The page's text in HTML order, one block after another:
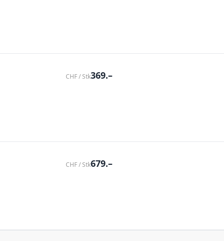
CHF / Stk369.–
CHF / Stk679.–